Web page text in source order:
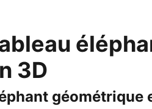
3D
géométrique